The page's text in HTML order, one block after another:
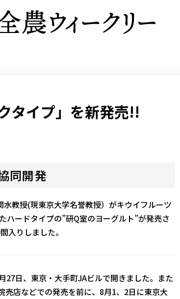
タイプ」を新発売!!
同開発
教授(現東京大学名誉教授）がキウイフルーツ
ードタイプの”研Q室のヨーグルト”が発売さ
入りしました。
日、東京・大手町JAビルで開きました。また
店などでの発売を前に、8月1、2日に東京大